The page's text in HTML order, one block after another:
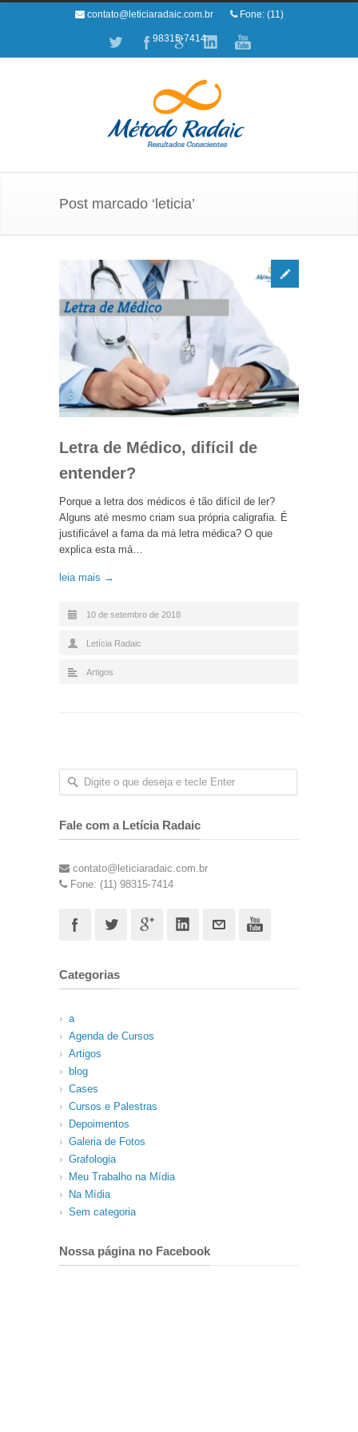
contato@leticiaradaic.com.br Fone: (11)
98315-7414
Post marcado ‘leticia’
Letra de Médico, difícil de
entender?
Porque a letra dos médicos é tão difícil de ler?
Alguns até mesmo criam sua própria caligrafia. É
justificável a fama da má letra médica? O que
explica esta má…
leia mais →
10 de setembro de 2018
Letícia Radaic
Artigos
Fale com a Letícia Radaic
contato@leticiaradaic.com.br
Fone: (11) 98315-7414
Categorias
a
Agenda de Cursos
Artigos
blog
Cases
Cursos e Palestras
Depoimentos
Galeria de Fotos
Grafologia
Meu Trabalho na Mídia
Na Mídia
Sem categoria
Nossa página no Facebook